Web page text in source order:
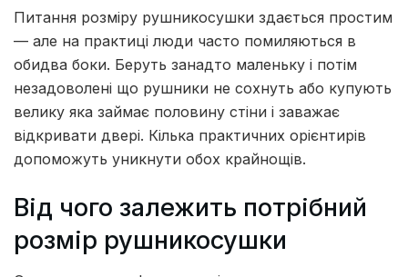
Питання розміру рушникосушки здається простим
— але на практиці люди часто помиляються в
обидва боки. Беруть занадто маленьку і потім
незадоволені що рушники не сохнуть або купують
велику яка займає половину стіни і заважає
відкривати двері. Кілька практичних орієнтирів
допоможуть уникнути обох крайнощів.
Від чого залежить потрібний
розмір рушникосушки